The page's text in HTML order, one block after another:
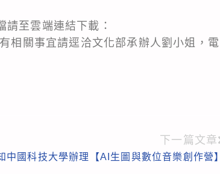
至雲端連結下載：
相關事宜請逕洽文化部承辦人劉小姐，電
下一篇文章
中國科技大學辦理【AI生圖與數位音樂創作營】